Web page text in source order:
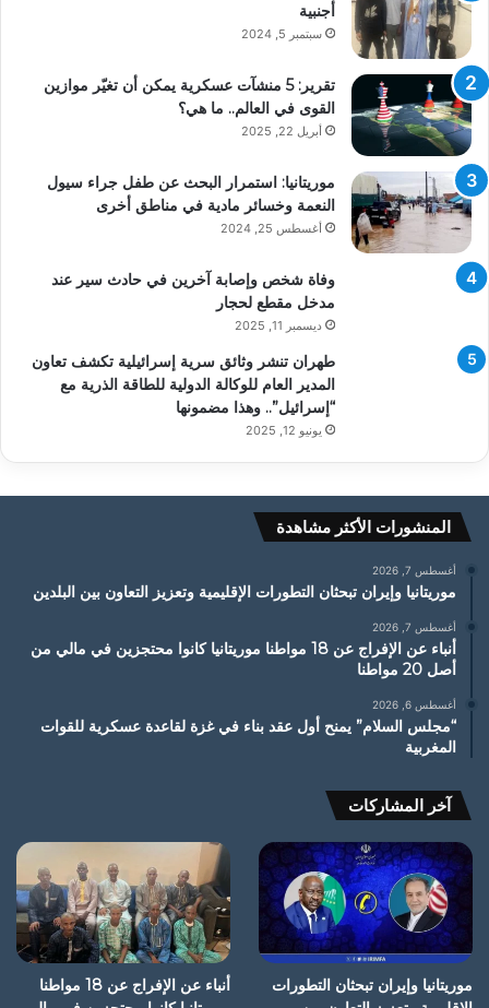
أجنبية
سبتمبر 5, 2024
تقرير: 5 منشآت عسكرية يمكن أن تغيّر موازين
القوى في العالم.. ما هي؟
أبريل 22, 2025
موريتانيا: استمرار البحث عن طفل جراء سيول
النعمة وخسائر مادية في مناطق أخرى
أغسطس 25, 2024
وفاة شخص وإصابة آخرين في حادث سير عند
مدخل مقطع لحجار
ديسمبر 11, 2025
طهران تنشر وثائق سرية إسرائيلية تكشف تعاون
المدير العام للوكالة الدولية للطاقة الذرية مع
“إسرائيل”.. وهذا مضمونها
يونيو 12, 2025
المنشورات الأكثر مشاهدة
أغسطس 7, 2026
موريتانيا وإيران تبحثان التطورات الإقليمية وتعزيز التعاون بين البلدين
أغسطس 7, 2026
أنباء عن الإفراج عن 18 مواطنا موريتانيا كانوا محتجزين في مالي من
أصل 20 مواطنا
أغسطس 6, 2026
“مجلس السلام” يمنح أول عقد بناء في غزة لقاعدة عسكرية للقوات
المغربية
آخر المشاركات
موريتانيا وإيران تبحثان التطورات
أنباء عن الإفراج عن 18 مواطنا